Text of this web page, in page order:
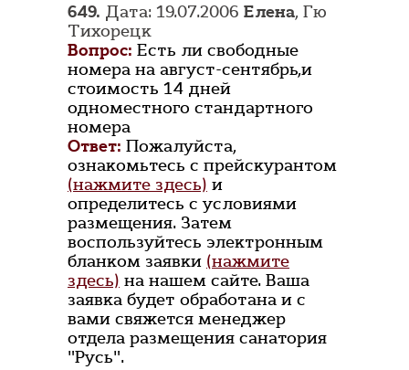
649. Дата: 19.07.2006 Елена, Гю
Тихорецк
Вопрос: Есть ли свободные
номера на август-сентябрь,и
стоимость 14 дней
одноместного стандартного
номера
Ответ: Пожалуйста,
ознакомьтесь с прейскурантом
(нажмите здесь) и
определитесь с условиями
размещения. Затем
воспользуйтесь электронным
бланком заявки (нажмите
здесь) на нашем сайте. Ваша
заявка будет обработана и с
вами свяжется менеджер
отдела размещения санатория
"Русь".